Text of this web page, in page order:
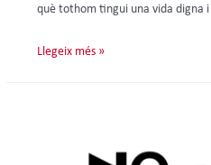
què tothom tingui una vida digna
Llegeix més »